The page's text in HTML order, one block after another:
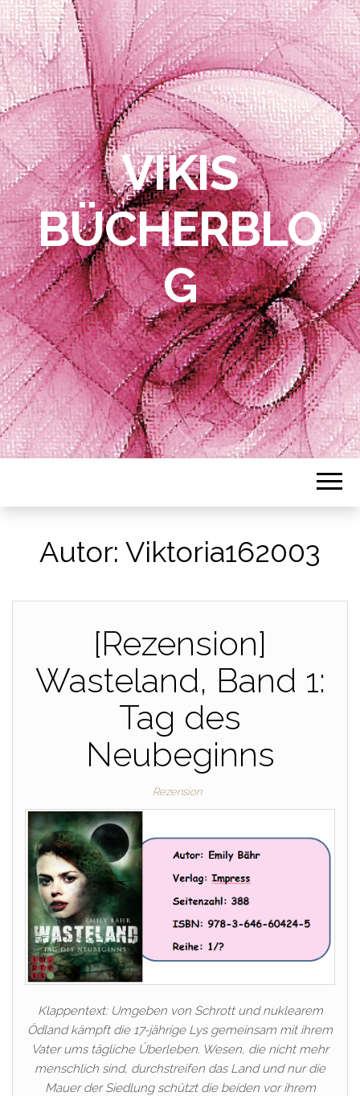
VIKIS
BÜCHERBLO
G
Autor: Viktoria162003
[Rezension]
Wasteland, Band 1:
Tag des
Neubeginns
Rezension
Klappentext: Umgeben von Schrott und nuklearem
Ödland kämpft die 17-jährige Lys gemeinsam mit ihrem
Vater ums tägliche Überleben. Wesen, die nicht mehr
menschlich sind, durchstreifen das Land und nur die
Mauer der Siedlung schützt die beiden vor ihrem